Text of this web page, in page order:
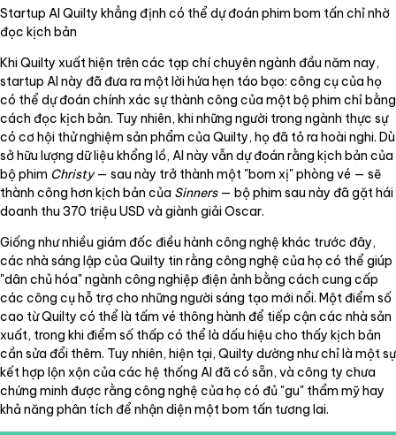
Startup AI Quilty khẳng định có thể dự đoán phim bom tấn chỉ nhờ
đọc kịch bản
Khi Quilty xuất hiện trên các tạp chí chuyên ngành đầu năm nay,
startup AI này đã đưa ra một lời hứa hẹn táo bạo: công cụ của họ
có thể dự đoán chính xác sự thành công của một bộ phim chỉ bằng
cách đọc kịch bản. Tuy nhiên, khi những người trong ngành thực sự
có cơ hội thử nghiệm sản phẩm của Quilty, họ đã tỏ ra hoài nghi. Dù
sở hữu lượng dữ liệu khổng lồ, AI này vẫn dự đoán rằng kịch bản của
bộ phim Christy— sau này trở thành một "bom xị" phòng vé — sẽ
thành công hơn kịch bản của Sinners— bộ phim sau này đã gặt hái
doanh thu 370 triệu USD và giành giải Oscar.
Giống như nhiều giám đốc điều hành công nghệ khác trước đây,
các nhà sáng lập của Quilty tin rằng công nghệ của họ có thể giúp
"dân chủ hóa" ngành công nghiệp điện ảnh bằng cách cung cấp
các công cụ hỗ trợ cho những người sáng tạo mới nổi. Một điểm số
cao từ Quilty có thể là tấm vé thông hành để tiếp cận các nhà sản
xuất, trong khi điểm số thấp có thể là dấu hiệu cho thấy kịch bản
cần sửa đổi thêm. Tuy nhiên, hiện tại, Quilty dường như chỉ là một sự
kết hợp lộn xộn của các hệ thống AI đã có sẵn, và công ty chưa
chứng minh được rằng công nghệ của họ có đủ "gu" thẩm mỹ hay
khả năng phân tích để nhận diện một bom tấn tương lai.